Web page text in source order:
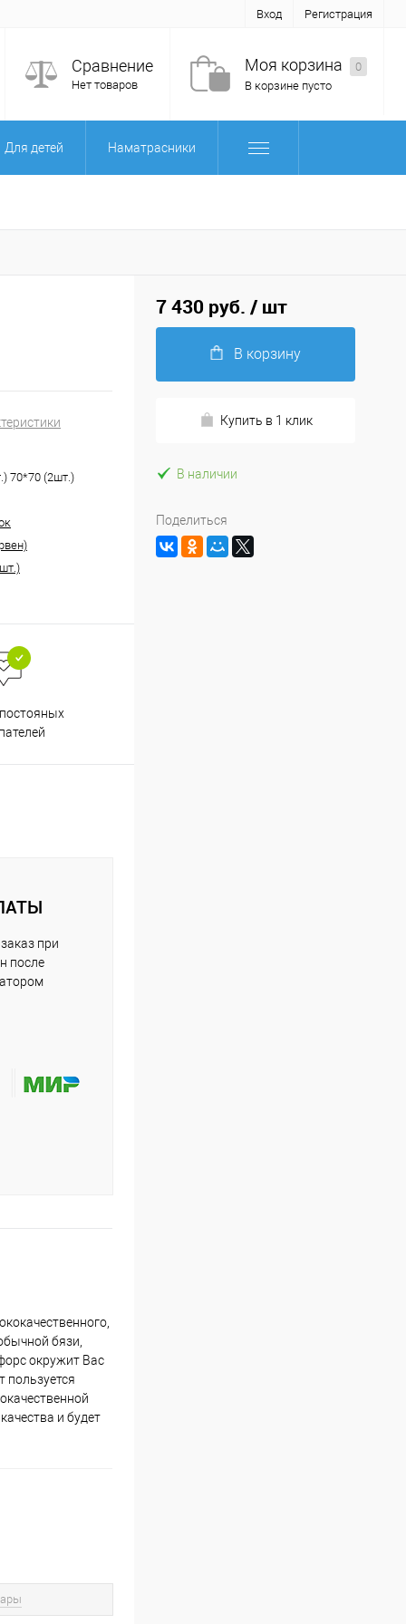
Вход Регистрация
Сравнение
Нет товаров
Моя корзина
0
В корзине пусто
Для детей Наматрасники
70*70 (2шт.)
при
после
бязи,
окружит Вас
пользуется
и будет
7 430 руб. / шт
В корзину
Купить в 1 клик
В наличии
Поделиться